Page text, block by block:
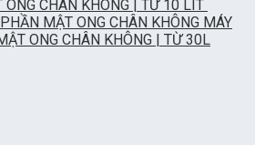
ONG CHÂN KHÔNG | TỪ 10 LÍT
MÁY
ONG CHÂN KHÔNG | TỪ 30L